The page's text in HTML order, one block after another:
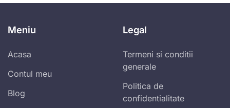
Meniu
Acasa
Contul meu
Blog
Legal
Termeni si conditii
generale
Politica de
confidentialitate